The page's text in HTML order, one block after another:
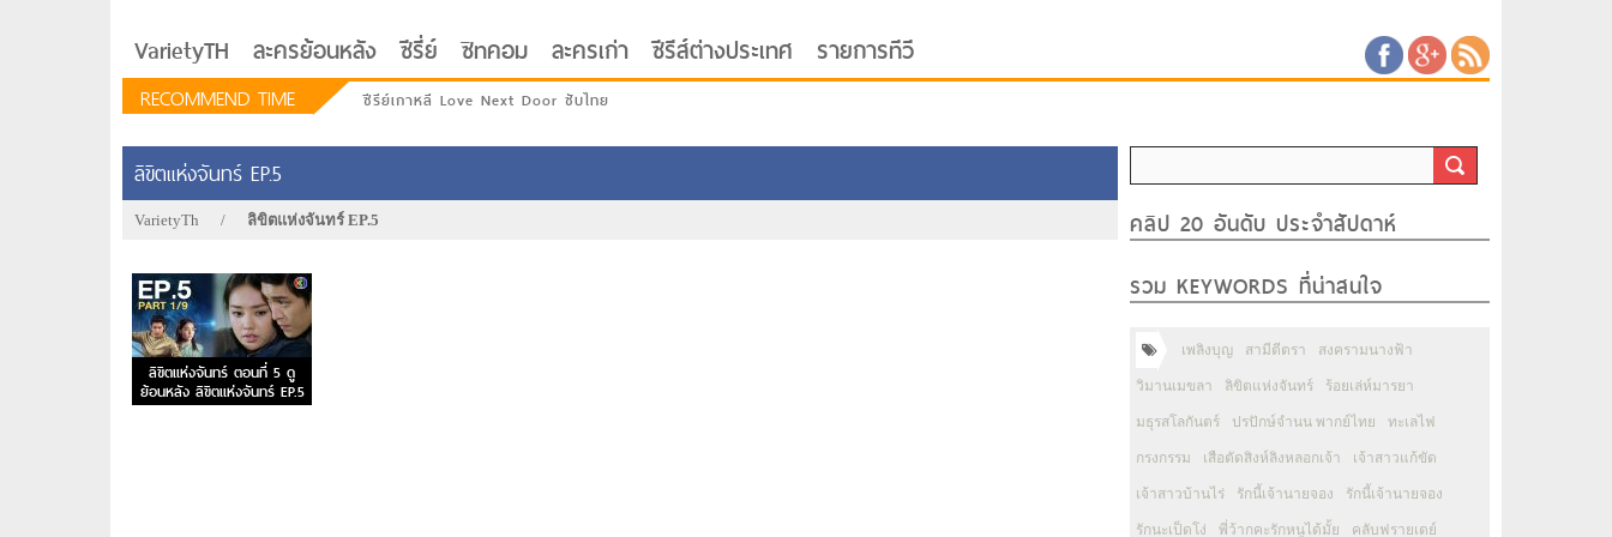
VarietyTH ละครย้อนหลัง ซีรี่ย์ ซิทคอม ละครเก่า ซีรีส์ต่างประเทศ รายการทีวี
RECOMMEND TIME ซีรีย์เกาหลี Love Next Door ซับไทย
ลิขิตแห่งจันทร์ EP.5
VarietyTh / ลิขิตแห่งจันทร์ EP.5
ลิขิตแห่งจันทร์ ตอนที่ 5 ดู
ย้อนหลัง ลิขิตแห่งจันทร์ EP.5
คลิป 20 อันดับ ประจำสัปดาห์
รวม KEYWORDS ที่น่าสนใจ
เพลิงบุญ สามีตีตรา สงครามนางฟ้า
วิมานเมขลา ลิขิตแห่งจันทร์ ร้อยเล่ห์มารยา
มธุรสโลกันตร์ ปรปักษ์จำนน พากย์ไทย ทะเลไฟ
กรงกรรม เสือตัดสิงห์ลิงหลอกเจ้า เจ้าสาวแก้ขัด
เจ้าสาวบ้านไร่ รักนี้เจ้านายจอง รักนี้เจ้านายจอง
รักนะเป็ดโง่ พี่ว้ากคะรักหนูได้มั้ย คลับฟรายเดย์